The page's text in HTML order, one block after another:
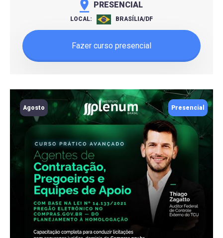
PRESENCIAL
LOCAL: BRASÍLIA/DF
Fazer curso presencial
Agosto Presencial